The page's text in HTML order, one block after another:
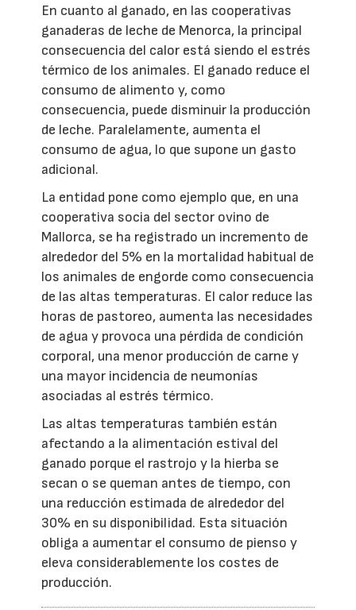
En cuanto al ganado, en las cooperativas
ganaderas de leche de Menorca, la principal
consecuencia del calor está siendo el estrés
térmico de los animales. El ganado reduce el
consumo de alimento y, como
consecuencia, puede disminuir la producción
de leche. Paralelamente, aumenta el
consumo de agua, lo que supone un gasto
adicional.
La entidad pone como ejemplo que, en una
cooperativa socia del sector ovino de
Mallorca, se ha registrado un incremento de
alrededor del 5% en la mortalidad habitual de
los animales de engorde como consecuencia
de las altas temperaturas. El calor reduce las
horas de pastoreo, aumenta las necesidades
de agua y provoca una pérdida de condición
corporal, una menor producción de carne y
una mayor incidencia de neumonías
asociadas al estrés térmico.
Las altas temperaturas también están
afectando a la alimentación estival del
ganado porque el rastrojo y la hierba se
secan o se queman antes de tiempo, con
una reducción estimada de alrededor del
30% en su disponibilidad. Esta situación
obliga a aumentar el consumo de pienso y
eleva considerablemente los costes de
producción.